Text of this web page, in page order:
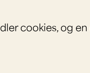
cookies, og